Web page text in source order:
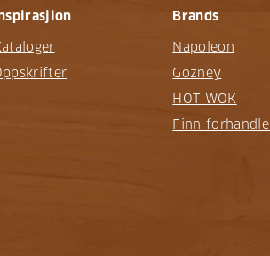
Brands
Napoleon
Gozney
HOT WOK
Finn